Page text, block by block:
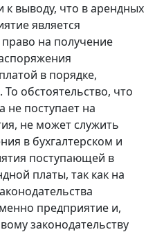
выводу, что в арендных
является
на получение
в порядке,
обстоятельство, что
не поступает на
не может служить
в бухгалтерском и
поступающей в
платы, так как на
предприятие и,
законодательству